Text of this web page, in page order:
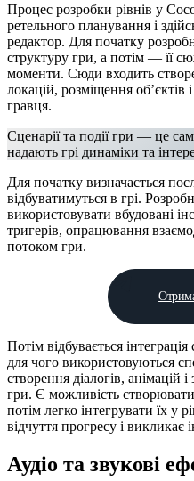
Процес розробки рівнів у
ретельного планування і
редактор. Для початку
структуру гри, а потім — її
моменти. Сюди входить
локацій, розміщення об’єктів
гравця.
Сценарії та події гри — це
надають грі динаміки та
Для початку визначається
відбуватимуться в грі.
використовувати вбудовані
тригерів, опрацювання
потоком гри.
Потім відбувається
для чого використовуються
створення діалогів, анімацій
гри. Є можливість створювати
потім легко інтегрувати їх у
відчуття прогресу і викликає
Аудіо та звукові